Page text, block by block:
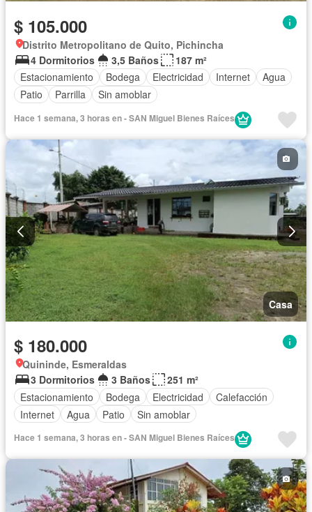
$ 105.000
Distrito Metropolitano de Quito, Pichincha
4 Dormitorios
3,5 Baños
187 m²
Estacionamiento
Bodega Electricidad Internet
Agua
Patio
Parrilla Sin amoblar
Hace 1 semana, 3 horas en - SAN Miguel Bienes Raíces
Casa
$ 180.000
Quininde, Esmeraldas
3 Dormitorios
3 Baños
251 m²
Estacionamiento
Bodega Electricidad
Calefacción
Internet
Agua Patio Sin amoblar
Hace 1 semana, 3 horas en - SAN Miguel Bienes Raíces